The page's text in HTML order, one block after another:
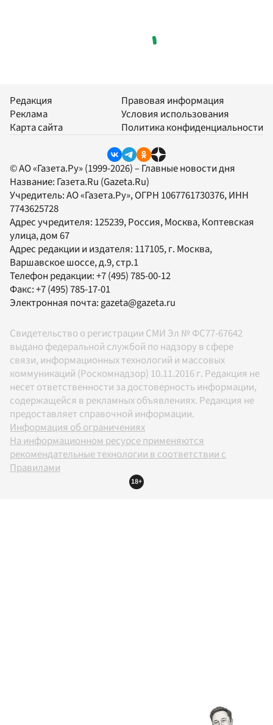
Редакция
Реклама
Карта сайта
Правовая информация
Условия использования
Политика конфиденциальности
© АО «Газета.Ру» (1999-2026) – Главные новости дня
Название: Газета.Ru (Gazeta.Ru)
Учредитель:АО «Газета.Ру», ОГРН 1067761730376, ИНН
7743625728
Адрес учредителя: 125239, Россия, Москва, Коптевская
улица, дом 67
Адрес редакции и издателя: 117105, г. Москва,
Варшавское шоссе, д.9, стр.1
Телефон редакции:+7 (495) 785-00-12
Факс:+7 (495) 785-17-01
Электронная почта: gazeta@gazeta.ru
Свидетельство о регистрации СМИ Эл № ФС77-67642
выдано федеральной службой по надзору в сфере
связи, информационных технологий и массовых
коммуникаций (Роскомнадзор) 10.11.2016 г. Редакция не
несет ответственности за достоверность информации,
содержащейся в рекламных объявлениях. Редакция не
предоставляет справочной информации.
Информация об ограничениях
На информационном ресурсе применяются
рекомендательные технологии в соответствии с
Правилами
18+